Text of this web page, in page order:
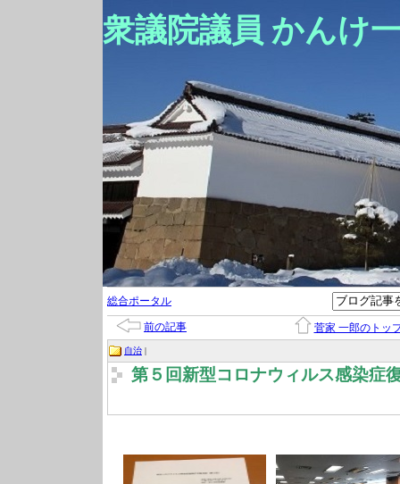
衆議院議員 かんけ
総合ポータル
前の記事 菅家 一郎のトッ
自治 |
第５回新型コロナウィルス感染症